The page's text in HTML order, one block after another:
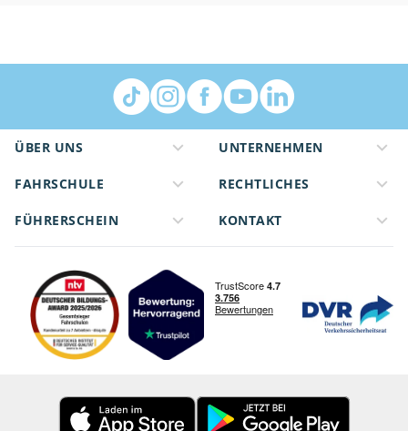
ÜBER UNS
FAHRSCHULE
FÜHRERSCHEIN
UNTERNEHMEN
RECHTLICHES
KONTAKT